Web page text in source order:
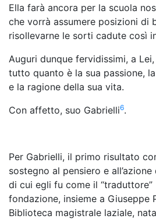
Ella farà ancora per la scuola
che vorrà assumere posizioni di
risollevarne le sorti cadute così
Auguri dunque fervidissimi, a
tutto quanto è la sua passione,
e la ragione della sua vita.
Con affetto, suo Gabrielli6.
Per Gabrielli, il primo risultato
sostegno al pensiero e
di cui egli fu come il “traduttore”
fondazione, insieme a Giuseppe
Biblioteca magistrale laziale,